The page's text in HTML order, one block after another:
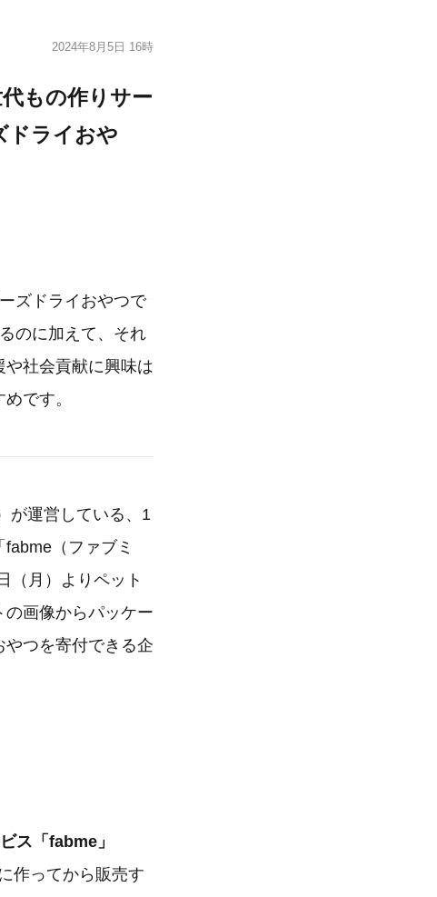
2024年8月5日 16時
もの作りサー
ドライおや
ズドライおやつで
のに加えて、それ
社会貢献に興味は
です。
が運営している、1
（ファブミ
（月）よりペット
画像からパッケー
つを寄付できる企
ス「fabme」
作ってから販売す